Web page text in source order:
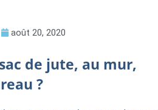
août 20, 2020
de jute, au mur,
?